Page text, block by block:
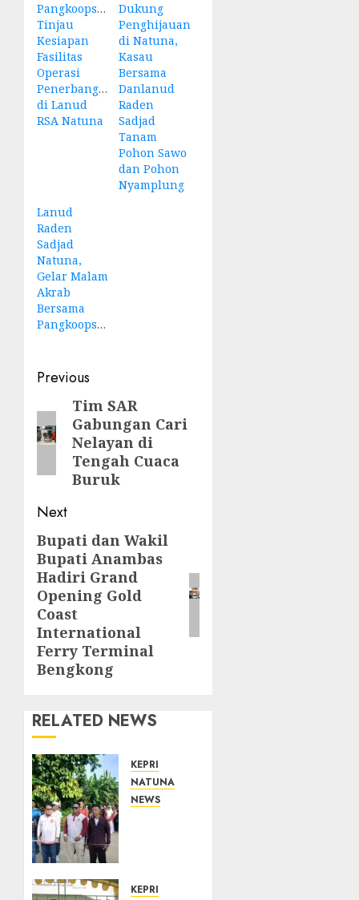
Pangkoopsudnas
Tinjau
Kesiapan
Fasilitas
Operasi
Penerbangan
di Lanud
RSA Natuna
Dukung
Penghijauan
di Natuna,
Kasau
Bersama
Danlanud
Raden
Sadjad
Tanam
Pohon Sawo
dan Pohon
Nyamplung
Lanud
Raden
Sadjad
Natuna,
Gelar Malam
Akrab
Bersama
Pangkoopsudnas
Post
navigation
Previous
Previous
post:
Tim SAR
Gabungan Cari
Nelayan di
Tengah Cuaca
Buruk
Next
Next
post:
Bupati dan Wakil
Bupati Anambas
Hadiri Grand
Opening Gold
Coast
International
Ferry Terminal
Bengkong
RELATED NEWS
KEPRI
NATUNA
NEWS
Selading,
KEPRI